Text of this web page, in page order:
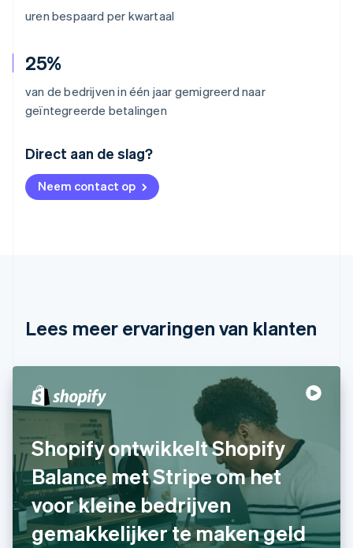
uren bespaard per kwartaal
25%
van de bedrijven in één jaar gemigreerd naar
geïntegreerde betalingen
Direct aan de slag?
Neem contact op
Lees meer ervaringen van klanten
Shopify ontwikkelt Shopify
Balance met Stripe om het
voor kleine bedrijven
gemakkelijker te maken geld
Australië
English
België
NederlandsFrançais Deutsch
Denemarken
Duitsland
Estland
English
Finland
EnglishSvenska
Frankrijk
FrançaisEnglish
Gibraltar
English
Griekenland